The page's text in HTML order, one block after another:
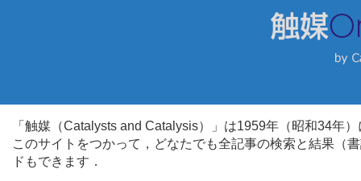
「触媒（Catalysts and Catalysis）」は1959年（昭和34年
このサイトをつかって，どなたでも全記事の検索と結果（
ドもできます．